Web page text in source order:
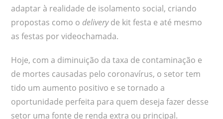
adaptar à realidade de isolamento social, criando
propostas como o deliveryde kit festa e até mesmo
as festas por videochamada.
Hoje, com a diminuição da taxa de contaminação e
de mortes causadas pelo coronavírus, o setor tem
tido um aumento positivo e se tornado a
oportunidade perfeita para quem deseja fazer desse
setor uma fonte de renda extra ou principal.